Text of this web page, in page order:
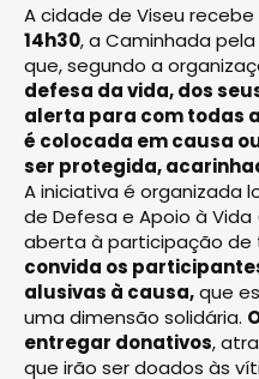
A cidade de Viseu recebe
14h30, a Caminhada
que, segundo a
defesa da vida, dos
alerta para com todas
é colocada em causa
ser protegida,
A iniciativa é organizada
de Defesa e Apoio à Vida
aberta à participação de
convida os
alusivas à causa,que
uma dimensão solidária.
entregar donativos,
que irão ser doados às